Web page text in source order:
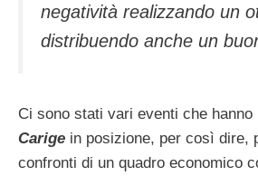
negatività realizzando un
distribuendo anche un
Ci sono stati vari eventi che hanno
Carige in posizione, per così dire,
confronti di un quadro economico